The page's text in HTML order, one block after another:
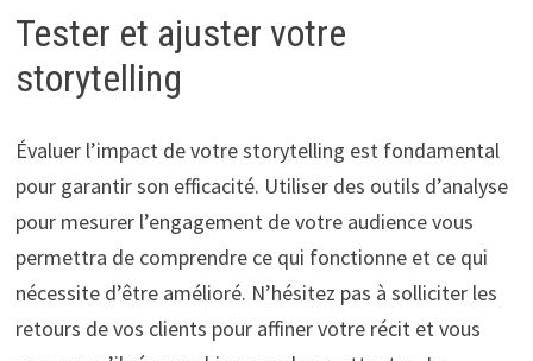
Tester et ajuster votre
storytelling
Évaluer l’impact de votre storytelling est fondamental
pour garantir son efficacité. Utiliser des outils d’analyse
pour mesurer l’engagement de votre audience vous
permettra de comprendre ce qui fonctionne et ce qui
nécessite d’être amélioré. N’hésitez pas à solliciter les
retours de vos clients pour affiner votre récit et vous